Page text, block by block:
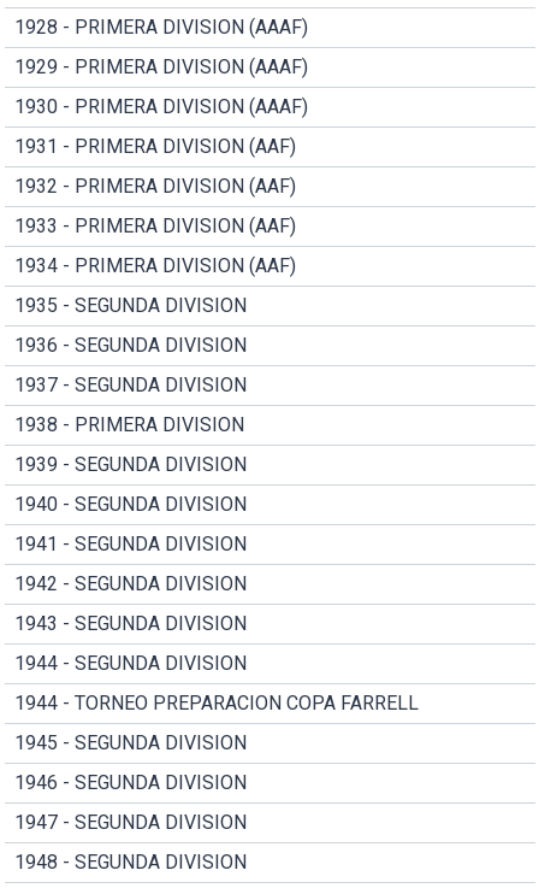
1928 - PRIMERA DIVISION (AAAF)
1929 - PRIMERA DIVISION (AAAF)
1930 - PRIMERA DIVISION (AAAF)
1931 - PRIMERA DIVISION (AAF)
1932 - PRIMERA DIVISION (AAF)
1933 - PRIMERA DIVISION (AAF)
1934 - PRIMERA DIVISION (AAF)
1935 - SEGUNDA DIVISION
1936 - SEGUNDA DIVISION
1937 - SEGUNDA DIVISION
1938 - PRIMERA DIVISION
1939 - SEGUNDA DIVISION
1940 - SEGUNDA DIVISION
1941 - SEGUNDA DIVISION
1942 - SEGUNDA DIVISION
1943 - SEGUNDA DIVISION
1944 - SEGUNDA DIVISION
1944 - TORNEO PREPARACION COPA FARRELL
1945 - SEGUNDA DIVISION
1946 - SEGUNDA DIVISION
1947 - SEGUNDA DIVISION
1948 - SEGUNDA DIVISION